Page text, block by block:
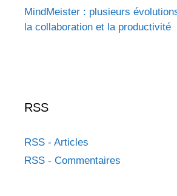
MindMeister : plusieurs
la collaboration et la productivité
RSS
RSS - Articles
RSS - Commentaires